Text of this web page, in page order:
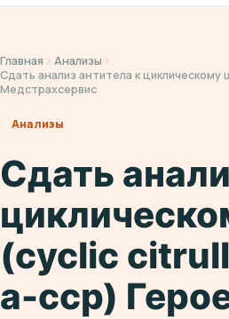
Главная
Анализы
Сдать анализ антитела к
Медстрахсервис
Анализы
Сдать
(cyclic
а-сср)